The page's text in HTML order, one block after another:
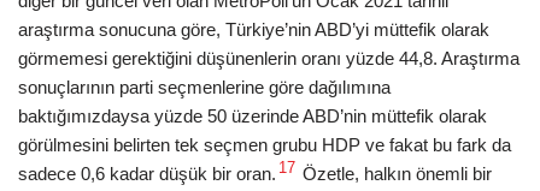
araştırma sonucuna göre, Türkiye’nin ABD’yi müttefik olarak
görmemesi gerektiğini düşünenlerin oranı yüzde 44,8. Araştırma
sonuçlarının parti seçmenlerine göre dağılımına
baktığımızdaysa yüzde 50 üzerinde ABD’nin müttefik olarak
görülmesini belirten tek seçmen grubu HDP ve fakat bu fark da
sadece 0,6 kadar düşük bir oran. 17 Özetle, halkın önemli bir